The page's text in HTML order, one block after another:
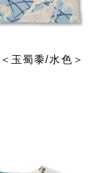
玉蜀黍/水色＞